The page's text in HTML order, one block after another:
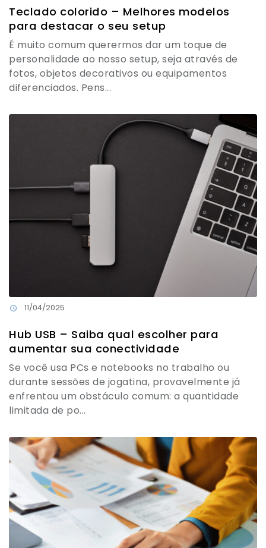
Teclado colorido – Melhores modelos
para destacar o seu setup
É muito comum querermos dar um toque de
personalidade ao nosso setup, seja através de
fotos, objetos decorativos ou equipamentos
diferenciados. Pens...
11/04/2025
Hub USB – Saiba qual escolher para
aumentar sua conectividade
Se você usa PCs e notebooks no trabalho ou
durante sessões de jogatina, provavelmente já
enfrentou um obstáculo comum: a quantidade
limitada de po...